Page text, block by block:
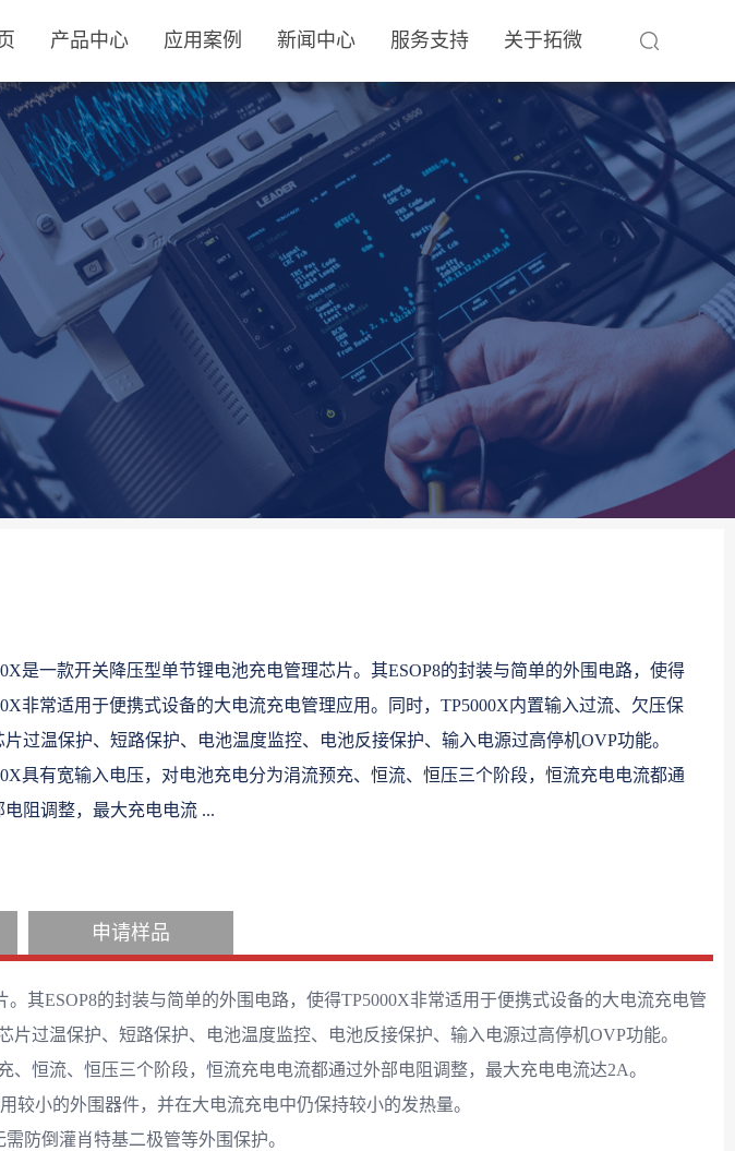
产品中心 应用案例 新闻中心 服务支持 关于拓微
是一款开关降压型单节锂电池充电管理芯片。其ESOP8的封装与简单的外围电路，使得
非常适用于便携式设备的大电流充电管理应用。同时，TP5000X内置输入过流、欠压保
片过温保护、短路保护、电池温度监控、电池反接保护、输入电源过高停机OVP功能。
具有宽输入电压，对电池充电分为涓流预充、恒流、恒压三个阶段，恒流充电电流都通
电阻调整，最大充电电流 ...
申请样品
其ESOP8的封装与简单的外围电路，使得TP5000X非常适用于便携式设备的大电流充电管
片过温保护、短路保护、电池温度监控、电池反接保护、输入电源过高停机OVP功能。
恒流、恒压三个阶段，恒流充电电流都通过外部电阻调整，最大充电电流达2A。
较小的外围器件，并在大电流充电中仍保持较小的发热量。
防倒灌肖特基二极管等外围保护。